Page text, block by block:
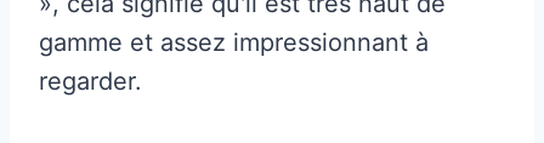
gamme et assez impressionnant à
regarder.